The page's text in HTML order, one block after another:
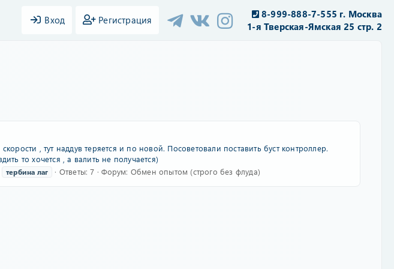
Вход Регистрация
8-999-888-7-555 г. Москва
1-я Тверская-Ямская 25 стр. 2
, тут наддув теряется и по новой. Посоветовали поставить буст контроллер.
то хочется , а валить не получается)
тербина лаг Ответы: 7 Форум: Обмен опытом (строго без флуда)